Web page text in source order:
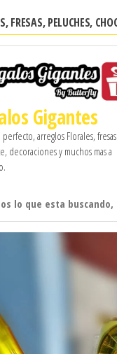
FRESAS, PELUCHES,
Gigantes
perfecto, arreglos Florales,
decoraciones y muchos mas a
lo que esta